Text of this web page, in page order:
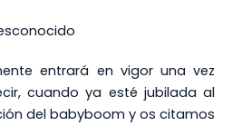
entrará en vigor una vez
cuando ya esté jubilada al
del babyboom y os citamos